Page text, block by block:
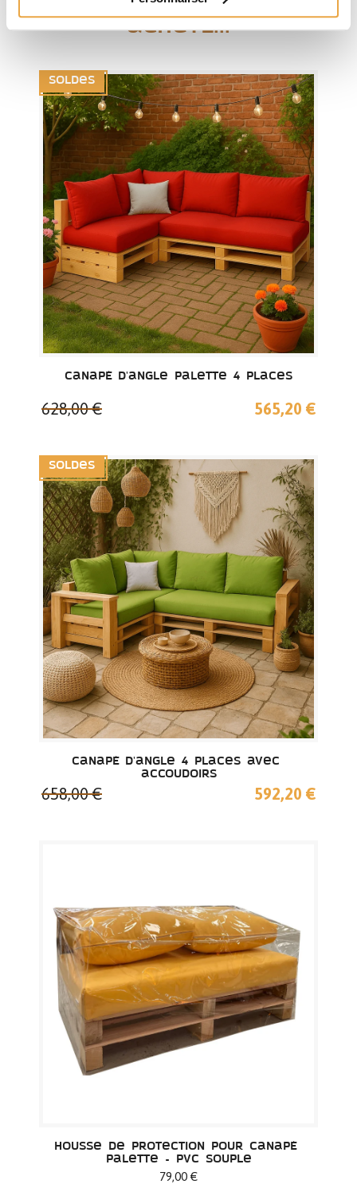
ce produit ont également
acheté...
Canapé d'angle palette 4 places
628,00 € 565,20 €
Soldes
Canapé d'angle 4 places avec
accoudoirs
658,00 € 592,20 €
Soldes
Housse de protection pour canapé
palette - PVC Souple
79,00 €